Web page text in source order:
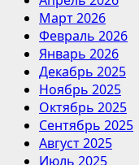
Март 2026
Февраль 2026
Январь 2026
Декабрь 2025
Ноябрь 2025
Октябрь 2025
Сентябрь 2025
Август 2025
Июль 2025